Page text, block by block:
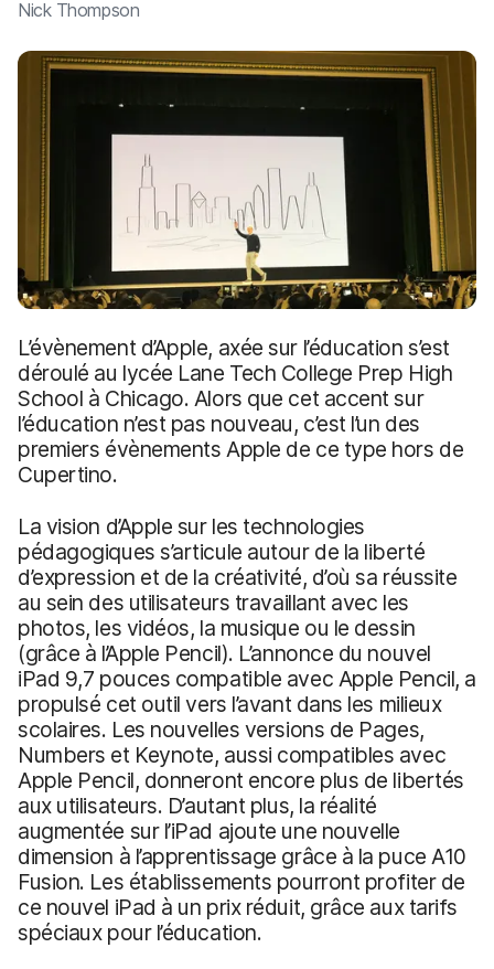
n
Nick Thompson
L’évènement d’Apple, axée sur l’éducation s’est
déroulé au lycée Lane Tech College Prep High
School à Chicago. Alors que cet accent sur
l’éducation n’est pas nouveau, c’est l’un des
premiers évènements Apple de ce type hors de
Cupertino.
La vision d’Apple sur les technologies
pédagogiques s’articule autour de la liberté
d’expression et de la créativité, d’où sa réussite
au sein des utilisateurs travaillant avec les
photos, les vidéos, la musique ou le dessin
(grâce à l’Apple Pencil). L’annonce du nouvel
iPad 9,7 pouces compatible avec Apple Pencil, a
propulsé cet outil vers l’avant dans les milieux
scolaires. Les nouvelles versions de Pages,
Numbers et Keynote, aussi compatibles avec
Apple Pencil, donneront encore plus de libertés
aux utilisateurs. D’autant plus, la réalité
augmentée sur l’iPad ajoute une nouvelle
dimension à l’apprentissage grâce à la puce A10
Fusion. Les établissements pourront profiter de
ce nouvel iPad à un prix réduit, grâce aux tarifs
spéciaux pour l’éducation.